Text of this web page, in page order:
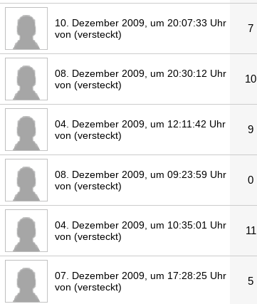
10. Dezember 2009, um 20:07:33 Uhr
von (versteckt)
7
08. Dezember 2009, um 20:30:12 Uhr
von (versteckt)
10
04. Dezember 2009, um 12:11:42 Uhr
von (versteckt)
9
08. Dezember 2009, um 09:23:59 Uhr
von (versteckt)
0
04. Dezember 2009, um 10:35:01 Uhr
von (versteckt)
11
07. Dezember 2009, um 17:28:25 Uhr
von (versteckt)
5